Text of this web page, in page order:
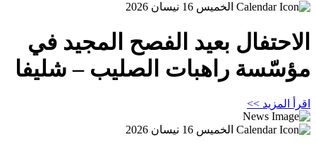
الخميس 16 نيسان 2026
الاحتفال بعيد الفصح المجيد في
مؤسّسة راهبات الصليب – شليفا
اقرأ المزيد >>
الخميس 16 نيسان 2026